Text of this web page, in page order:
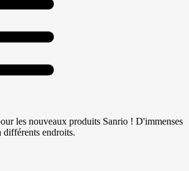
les nouveaux produits Sanrio ! D'immenses
différents endroits.